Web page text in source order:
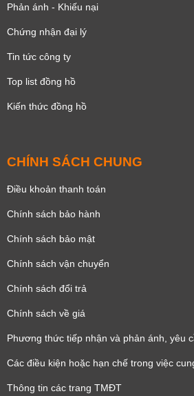
Phản ánh - Khiếu nại
Chứng nhận đại lý
Tin tức công ty
Top list đồng hồ
Kiến thức đồng hồ
CHÍNH SÁCH CHUNG
Điều khoản thanh toán
Chính sách bảo hành
Chính sách bảo mật
Chính sách vận chuyển
Chính sách đổi trả
Chính sách về giá
Phương thức tiếp nhận và phản ánh, yêu
Các điều kiện hoặc hạn chế trong việc
Thông tin các trang TMĐT